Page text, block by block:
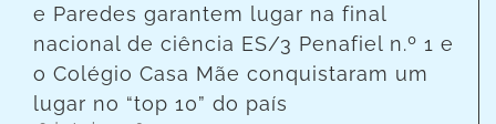
e Paredes garantem lugar na final
nacional de ciência ES/3 Penafiel n.º 1 e
o Colégio Casa Mãe conquistaram um
lugar no “top 10” do país